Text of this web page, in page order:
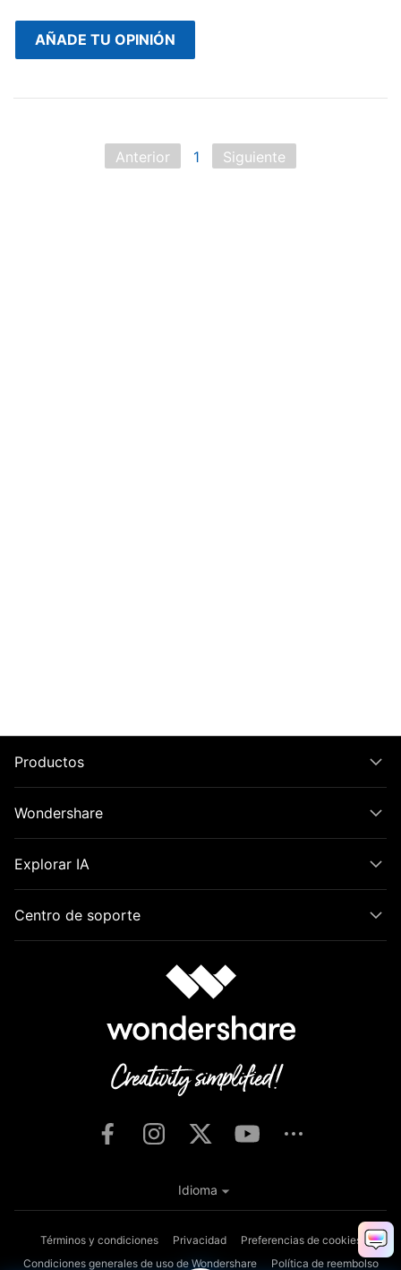
AÑADE TU OPINIÓN
Anterior 1 Siguiente
Productos
Wondershare
Explorar IA
Centro de soporte
Términos y condiciones Privacidad
Preferencias de cookies
Condiciones generales de uso de Wondershare
Política de reembolso
Idioma